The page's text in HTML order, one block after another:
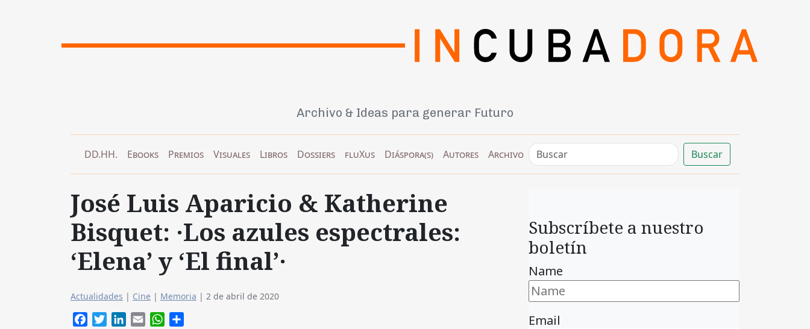
Archivo & Ideas para generar Futuro
DD.HH. Ebooks Premios Visuales Libros Dossiers fluXus Diáspora(s) Autores Archivo Buscar
José Luis Aparicio & Katherine
Bisquet: ·Los azules espectrales:
‘Elena’ y ‘El final’·
Actualidades | Cine | Memoria | 2 de abril de 2020
FacebookTwitterLinkedIn
Email WhatsApp
Subscríbete a nuestro
boletín
Name
Email